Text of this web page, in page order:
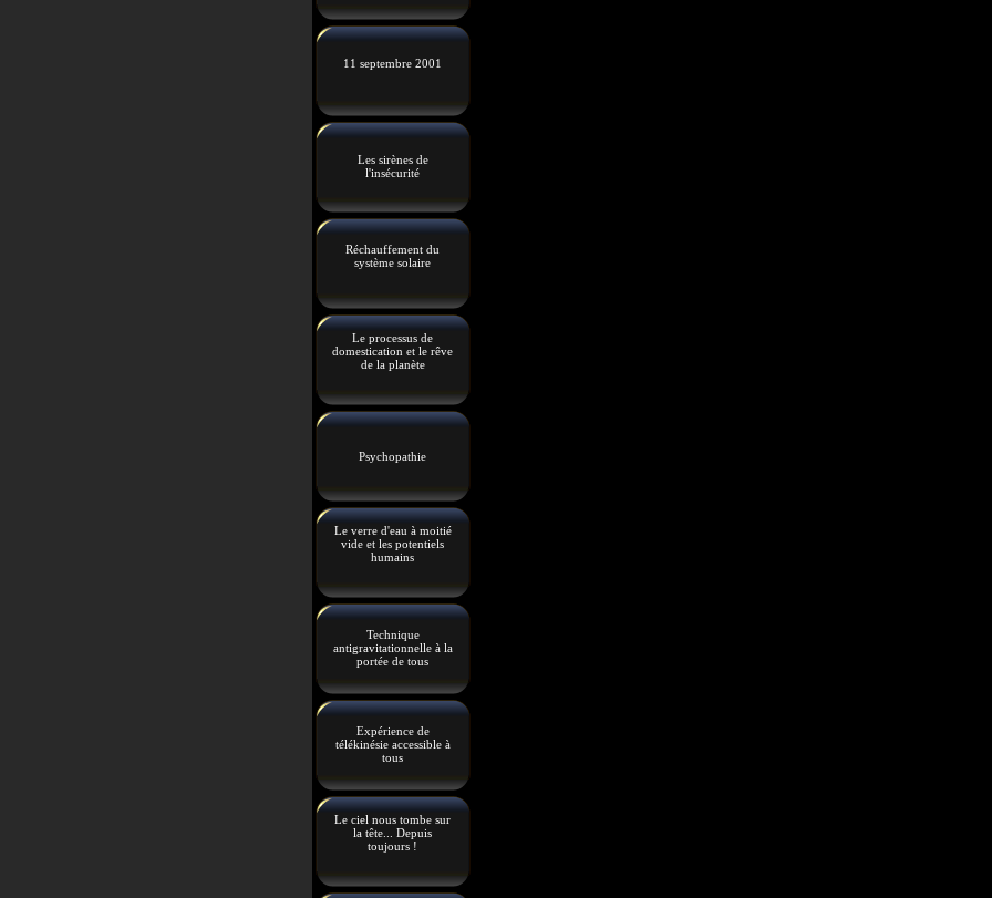
11 septembre 2001
Les sirènes de
l'insécurité
Réchauffement du
système solaire
Le processus de
domestication et le rêve
de la planète
Psychopathie
Le verre d'eau à moitié
vide et les potentiels
humains
Technique
antigravitationnelle à la
portée de tous
Expérience de
télékinésie accessible à
tous
Le ciel nous tombe sur
la tête... Depuis
toujours !